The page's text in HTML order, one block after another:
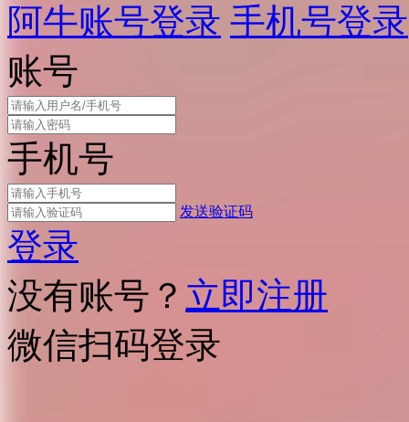
阿牛账号登录 手机号登录
账号
手机号
发送验证码
登录
没有账号？ 立即注册
微信扫码登录